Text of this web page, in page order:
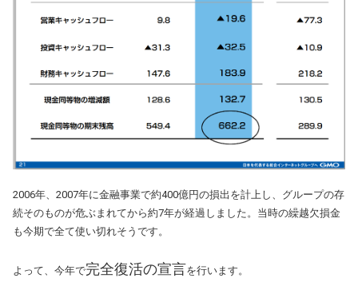
2006年、2007年に金融事業で約400億円の損出を計上し、グループの存
続そのものが危ぶまれてから約7年が経過しました。当時の繰越欠損金
も今期で全て使い切れそうです。
よって、今年で完全復活の宣言を行います。